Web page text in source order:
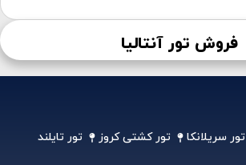
فروش تور آنتالیا
تور سریلانکا تور کشتی کروز تور تایلند